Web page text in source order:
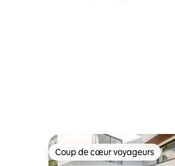
Coup de cœur voyageurs
Coup de cœur voyageurs